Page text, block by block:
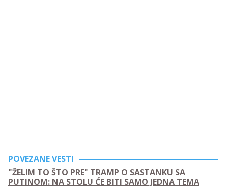
POVEZANE VESTI
"ŽELIM TO ŠTO PRE" TRAMP O SASTANKU SA
PUTINOM: NA STOLU ĆE BITI SAMO JEDNA TEMA